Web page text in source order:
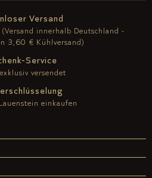
Versand
innerhalb Deutschland -
3,60 € Kühlversand)
Service
versendet
einkaufen